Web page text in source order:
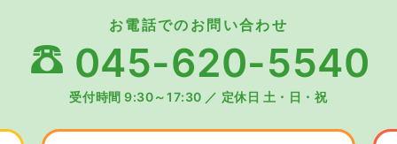
お電話でのお問い合わせ
045-620-5540
受付時間 9:30～17:30 ／ 定休日 土・日・祝